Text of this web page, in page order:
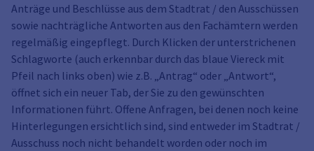
Anträge und Beschlüsse aus dem Stadtrat / den Ausschüssen
sowie nachträgliche Antworten aus den Fachämtern werden
regelmäßig eingepflegt. Durch Klicken der unterstrichenen
Schlagworte (auch erkennbar durch das blaue Viereck mit
Pfeil nach links oben) wie z.B. „Antrag“ oder „Antwort“,
öffnet sich ein neuer Tab, der Sie zu den gewünschten
Informationen führt. Offene Anfragen, bei denen noch keine
Hinterlegungen ersichtlich sind, sind entweder im Stadtrat /
Ausschuss noch nicht behandelt worden oder noch im